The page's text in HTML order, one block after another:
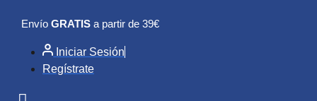
contenido
Envío GRATIS a partir de 39€
Iniciar Sesión
Regístrate